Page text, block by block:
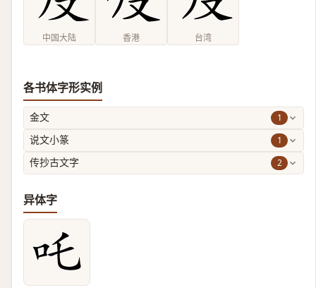
中国大陆 香港 台湾
各书体字形实例
金文 1
说文小篆 1
传抄古文字 2
异体字